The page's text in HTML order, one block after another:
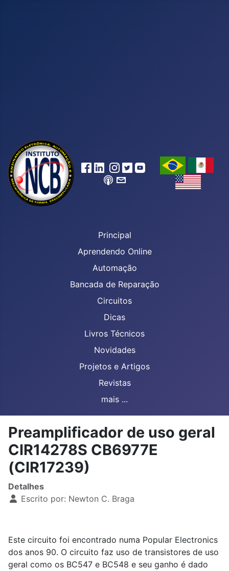
Principal
Aprendendo Online
Automação
Bancada de Reparação
Circuitos
Dicas
Livros Técnicos
Novidades
Projetos e Artigos
Revistas
mais ...
Preamplificador de uso geral
CIR14278S CB6977E
(CIR17239)
Detalhes
Escrito por: Newton C. Braga
Este circuito foi encontrado numa Popular Electronics
dos anos 90. O circuito faz uso de transistores de uso
geral como os BC547 e BC548 e seu ganho é dado